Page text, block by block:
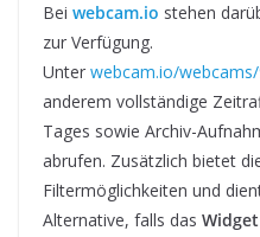
Bei webcam.io stehen
zur Verfügung.
Unter webcam.io/
anderem vollständige
Tages sowie Archiv-
abrufen. Zusätzlich bietet
Filtermöglichkeiten und
Alternative, falls das